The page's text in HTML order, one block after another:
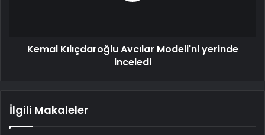
Kemal Kılıçdaroğlu Avcılar Modeli'ni yerinde
inceledi
İlgili Makaleler